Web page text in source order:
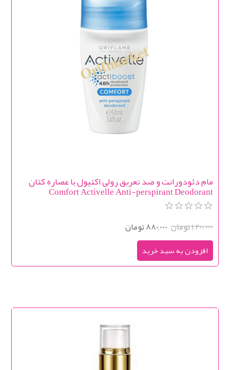
مام دئودورانت و ضد تعریق رولی اکتیول با عصاره کتان
Comfort Activelle Anti-perspirant Deodorant
1,200,000 تومان 880,000 تومان